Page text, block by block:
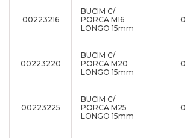
00223216
BUCIM C/
PORCA M16
LONGO 15mm
0
00223220
BUCIM C/
PORCA M20
LONGO 15mm
0
00223225
BUCIM C/
PORCA M25
LONGO 15mm
0